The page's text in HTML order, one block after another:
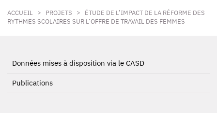
ACCUEIL > PROJETS >
ÉTUDE DE L’IMPACT DE LA RÉFORME DES
RYTHMES SCOLAIRES SUR L’OFFRE DE TRAVAIL DES FEMMES
Données mises à disposition via le CASD
Publications